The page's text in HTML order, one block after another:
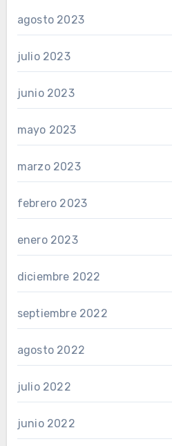
agosto 2023
julio 2023
junio 2023
mayo 2023
marzo 2023
febrero 2023
enero 2023
diciembre 2022
septiembre 2022
agosto 2022
julio 2022
junio 2022